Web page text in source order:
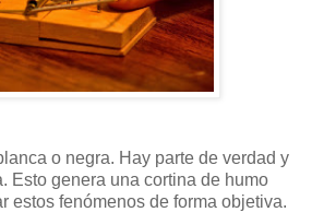
o negra. Hay parte de verdad y
Esto genera una cortina de humo
estos fenómenos de forma objetiva.